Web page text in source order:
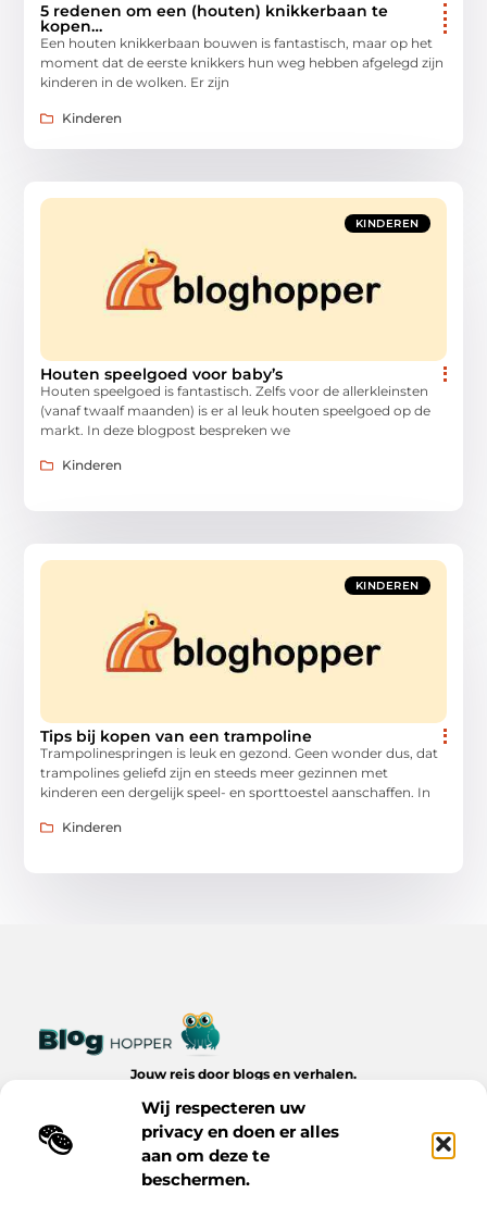
Wij respecteren uw
privacy en doen er alles
aan om deze te
beschermen.
5 redenen om een (houten) knikkerbaan te
kopen…
Een houten knikkerbaan bouwen is fantastisch, maar op het
moment dat de eerste knikkers hun weg hebben afgelegd zijn
kinderen in de wolken. Er zijn
Kinderen
KINDEREN
Houten speelgoed voor baby’s
Houten speelgoed is fantastisch. Zelfs voor de allerkleinsten
(vanaf twaalf maanden) is er al leuk houten speelgoed op de
markt. In deze blogpost bespreken we
Kinderen
KINDEREN
Tips bij kopen van een trampoline
Trampolinespringen is leuk en gezond. Geen wonder dus, dat
trampolines geliefd zijn en steeds meer gezinnen met
kinderen een dergelijk speel- en sporttoestel aanschaffen. In
Kinderen
Jouw reis door blogs en verhalen.
dagelijks leven op Bloghopper.nl.
Bericht categorie